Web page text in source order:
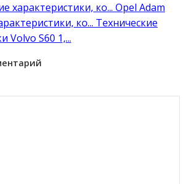
характеристики, ко... Opel Adam
ко... Технические
Volvo S60 1,...